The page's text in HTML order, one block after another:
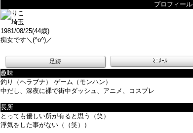
プロフィール
りこ
埼玉
1981/08/25(44歳)
痴女です＼(^o^)／
足跡 ﾐﾆﾒｰﾙ
趣味
釣り（ヘラブナ） ゲーム（モンハン）
中だし、深夜に裸で街中ダッシュ、アニメ、コスプレ
長所
とっても優しい所が有ると思う（笑）
浮気をした事がない（（笑））